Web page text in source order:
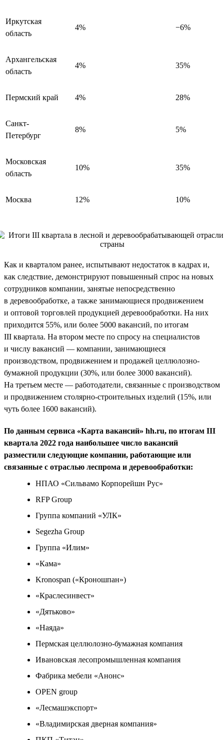
Иркутская
область
4% −6%
Архангельская
область
4% 35%
Пермский край 4% 28%
Санкт-
Петербург
8% 5%
Московская
область
10% 35%
Москва 12% 10%
Как и кварталом ранее, испытывают недостаток в кадрах и,
как следствие, демонстрируют повышенный спрос на новых
сотрудников компании, занятые непосредственно
в деревообработке, а также занимающиеся продвижением
и оптовой торговлей продукцией деревообработки. На них
приходится 55%, или более 5000 вакансий, по итогам
III квартала. На втором месте по спросу на специалистов
и числу вакансий — компании, занимающиеся
производством, продвижением и продажей целлюлозно-
бумажной продукции (30%, или более 3000 вакансий).
На третьем месте — работодатели, связанные с производством
и продвижением столярно-строительных изделий (15%, или
чуть более 1600 вакансий).
По данным сервиса «Карта вакансий» hh.ru, по итогам III
квартала 2022 года наибольшее число вакансий
разместили следующие компании, работающие или
связанные с отраслью леспрома и деревообработки:
НПАО «Сильвамо Корпорейшн Рус»
RFP Group
Группа компаний «УЛК»
Segezha Group
Группа «Илим»
«Кама»
Kronospan («Кроношпан»)
«Краслесинвест»
«Дятьково»
«Наяда»
Пермская целлюлозно-бумажная компания
Ивановская лесопромышленная компания
Фабрика мебели «Анонс»
OPEN group
«Лесмашэкспорт»
«Владимирская дверная компания»